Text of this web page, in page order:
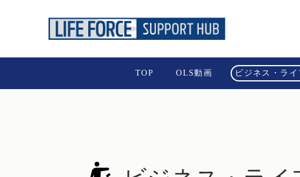
TOP OLS動画 ビジネス・ライ